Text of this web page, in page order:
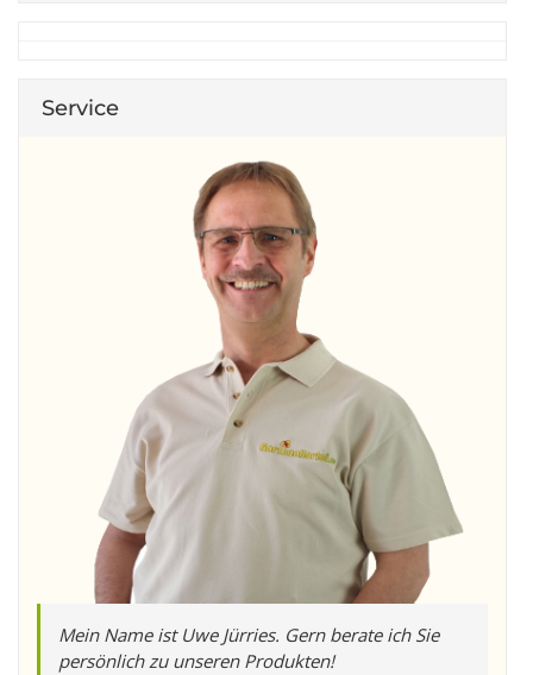
Service
Mein Name ist Uwe Jürries. Gern berate ich Sie
persönlich zu unseren Produkten!